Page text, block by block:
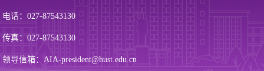
电话：027-87543130
传真：027-87543130
领导信箱：AIA-president@hust.edu.cn